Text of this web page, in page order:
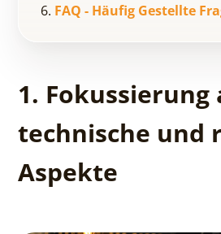
FAQ - Häufig Gestellte
1. Fokussierung
technische und
Aspekte